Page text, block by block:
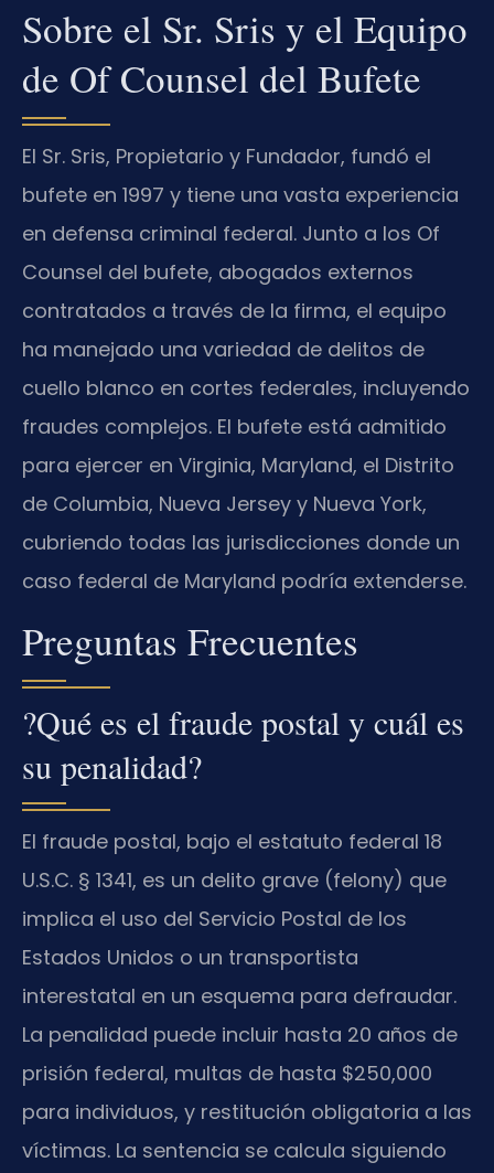
Sobre el Sr. Sris y el Equipo
de Of Counsel del Bufete
El Sr. Sris, Propietario y Fundador, fundó el
bufete en 1997 y tiene una vasta experiencia
en defensa criminal federal. Junto a los Of
Counsel del bufete, abogados externos
contratados a través de la firma, el equipo
ha manejado una variedad de delitos de
cuello blanco en cortes federales, incluyendo
fraudes complejos. El bufete está admitido
para ejercer en Virginia, Maryland, el Distrito
de Columbia, Nueva Jersey y Nueva York,
cubriendo todas las jurisdicciones donde un
caso federal de Maryland podría extenderse.
Preguntas Frecuentes
?Qué es el fraude postal y cuál es
su penalidad?
El fraude postal, bajo el estatuto federal 18
U.S.C. § 1341, es un delito grave (felony) que
implica el uso del Servicio Postal de los
Estados Unidos o un transportista
interestatal en un esquema para defraudar.
La penalidad puede incluir hasta 20 años de
prisión federal, multas de hasta $250,000
para individuos, y restitución obligatoria a las
víctimas. La sentencia se calcula siguiendo